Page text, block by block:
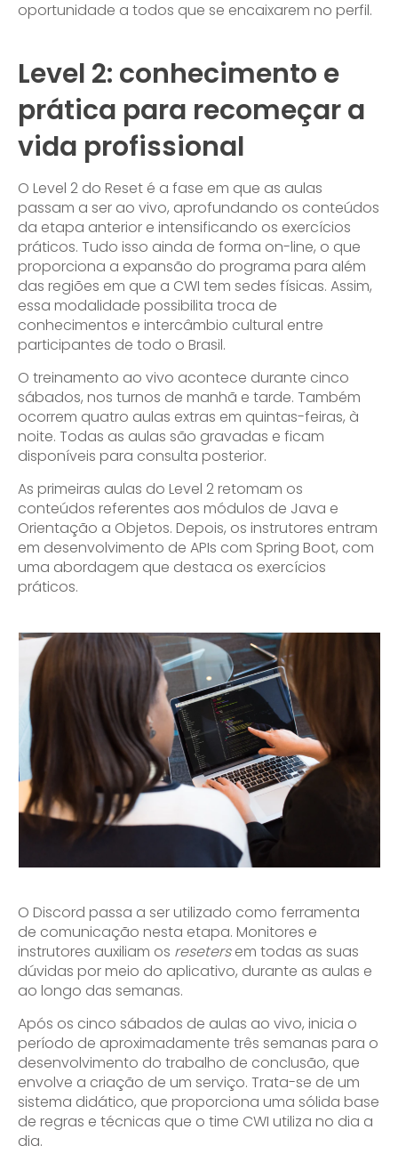
oportunidade a todos que se encaixarem no perfil.
Level 2: conhecimento e
prática para recomeçar a
vida profissional
O Level 2 do Reset é a fase em que as aulas
passam a ser ao vivo, aprofundando os conteúdos
da etapa anterior e intensificando os exercícios
práticos. Tudo isso ainda de forma on-line, o que
proporciona a expansão do programa para além
das regiões em que a CWI tem sedes físicas. Assim,
essa modalidade possibilita troca de
conhecimentos e intercâmbio cultural entre
participantes de todo o Brasil.
O treinamento ao vivo acontece durante cinco
sábados, nos turnos de manhã e tarde. Também
ocorrem quatro aulas extras em quintas-feiras, à
noite. Todas as aulas são gravadas e ficam
disponíveis para consulta posterior.
As primeiras aulas do Level 2 retomam os
conteúdos referentes aos módulos de Java e
Orientação a Objetos. Depois, os instrutores entram
em desenvolvimento de APIs com Spring Boot, com
uma abordagem que destaca os exercícios
práticos.
O Discord passa a ser utilizado como ferramenta
de comunicação nesta etapa. Monitores e
instrutores auxiliam os resetersem todas as suas
dúvidas por meio do aplicativo, durante as aulas e
ao longo das semanas.
Após os cinco sábados de aulas ao vivo, inicia o
período de aproximadamente três semanas para o
desenvolvimento do trabalho de conclusão, que
envolve a criação de um serviço. Trata-se de um
sistema didático, que proporciona uma sólida base
de regras e técnicas que o time CWI utiliza no dia a
dia.